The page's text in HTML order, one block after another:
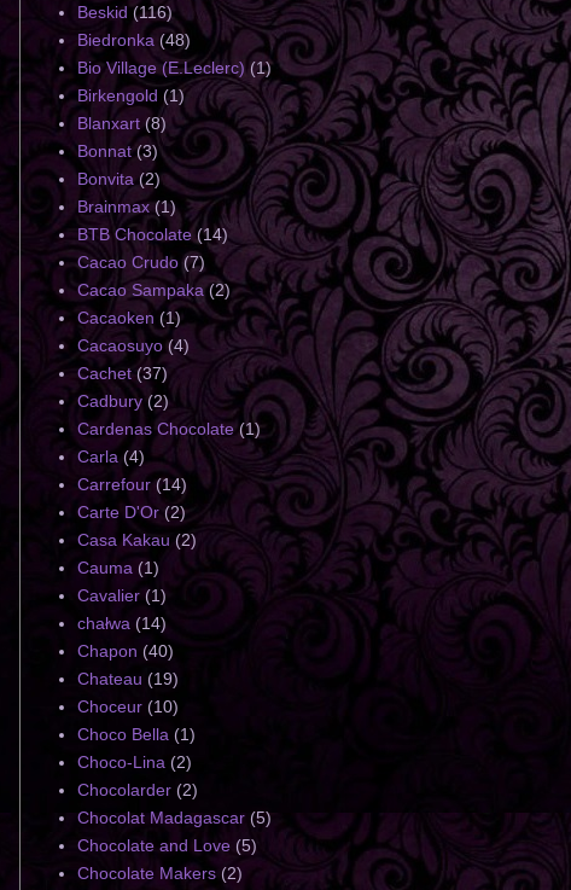
Beskid (116)
Biedronka (48)
Bio Village (E.Leclerc) (1)
Birkengold (1)
Blanxart (8)
Bonnat (3)
Bonvita (2)
Brainmax (1)
BTB Chocolate (14)
Cacao Crudo (7)
Cacao Sampaka (2)
Cacaoken (1)
Cacaosuyo (4)
Cachet (37)
Cadbury (2)
Cardenas Chocolate (1)
Carla (4)
Carrefour (14)
Carte D'Or (2)
Casa Kakau (2)
Cauma (1)
Cavalier (1)
chałwa (14)
Chapon (40)
Chateau (19)
Choceur (10)
Choco Bella (1)
Choco-Lina (2)
Chocolarder (2)
Chocolat Madagascar (5)
Chocolate and Love (5)
Chocolate Makers (2)